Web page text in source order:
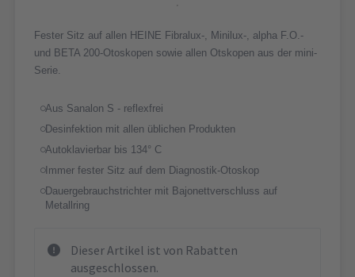
Fester Sitz auf allen HEINE Fibralux-, Minilux-, alpha F.O.-
und BETA 200-Otoskopen sowie allen Otskopen aus der mini-
Serie.
Aus Sanalon S - reflexfrei
Desinfektion mit allen üblichen Produkten
Autoklavierbar bis 134° C
Immer fester Sitz auf dem Diagnostik-Otoskop
Dauergebrauchstrichter mit Bajonettverschluss auf
Metallring
Dieser Artikel ist von Rabatten
ausgeschlossen.